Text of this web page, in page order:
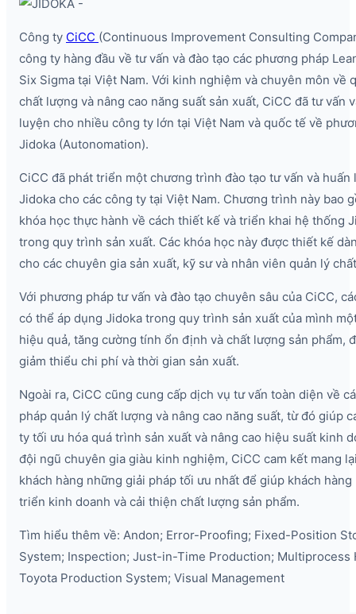
Công ty CiCC (Continuous Improvement Consulting
công ty hàng đầu về tư vấn và đào tạo các phương pháp
Six Sigma tại Việt Nam. Với kinh nghiệm và chuyên môn về
chất lượng và nâng cao năng suất sản xuất, CiCC đã tư vấn
luyện cho nhiều công ty lớn tại Việt Nam và quốc tế về
Jidoka (Autonomation).
CiCC đã phát triển một chương trình đào tạo tư vấn và huấn
Jidoka cho các công ty tại Việt Nam. Chương trình này bao
khóa học thực hành về cách thiết kế và triển khai hệ thống
trong quy trình sản xuất. Các khóa học này được thiết kế
cho các chuyên gia sản xuất, kỹ sư và nhân viên quản lý
Với phương pháp tư vấn và đào tạo chuyên sâu của CiCC,
có thể áp dụng Jidoka trong quy trình sản xuất của mình
hiệu quả, tăng cường tính ổn định và chất lượng sản phẩm,
giảm thiểu chi phí và thời gian sản xuất.
Ngoài ra, CiCC cũng cung cấp dịch vụ tư vấn toàn diện về
pháp quản lý chất lượng và nâng cao năng suất, từ đó giúp
ty tối ưu hóa quá trình sản xuất và nâng cao hiệu suất kinh
đội ngũ chuyên gia giàu kinh nghiệm, CiCC cam kết mang
khách hàng những giải pháp tối ưu nhất để giúp khách hàng
triển kinh doanh và cải thiện chất lượng sản phẩm.
Tìm hiểu thêm về: Andon; Error-Proofing; Fixed-Position
System; Inspection; Just-in-Time Production; Multiprocess
Toyota Production System; Visual Management